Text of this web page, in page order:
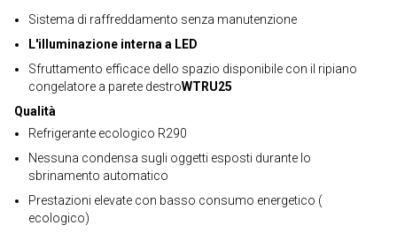
Sistema di raffreddamento senza manutenzione
L'illuminazione interna a LED
Sfruttamento efficace dello spazio disponibile con il ripiano
congelatore a parete destroWTRU25
Qualità
Refrigerante ecologico R290
Nessuna condensa sugli oggetti esposti durante lo
sbrinamento automatico
Prestazioni elevate con basso consumo energetico (
ecologico)